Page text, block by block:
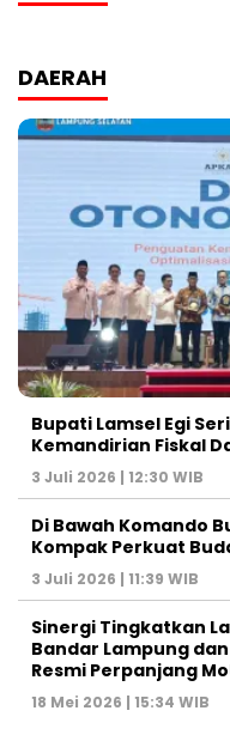
DAERAH
Bupati Lamsel Egi
Kemandirian Fiskal
3 Juli 2026 | 12:30 WIB
Di Bawah Komando
Kompak Perkuat
3 Juli 2026 | 11:39 WIB
Sinergi Tingkatkan
Bandar Lampung
Resmi Perpanjang
18 Mei 2026 | 15:34 WIB